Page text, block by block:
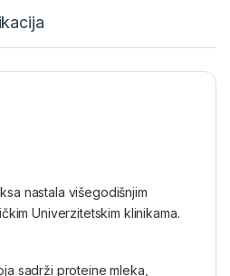
nastala višegodišnjim
Univerzitetskim klinikama.
sadrži proteine mleka,